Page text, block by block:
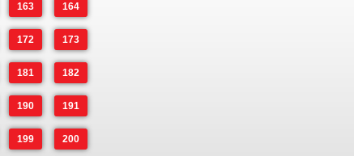
163 164
172 173
181 182
190 191
199 200